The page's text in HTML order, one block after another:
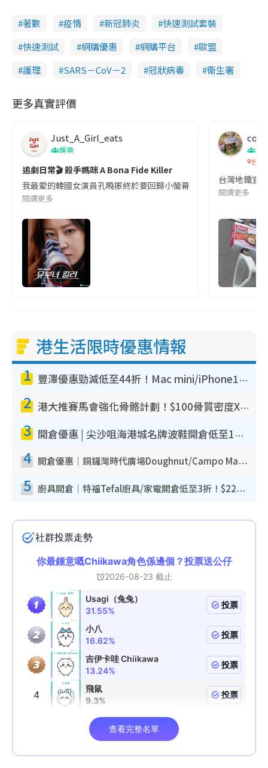
著數 疫情 新冠肺炎
快速測試套裝
快速測試
網購優惠 網購平台
歐盟
護理
SARS－CoV－2 冠狀病毒 衞生署
更多真實評價
Just_A_Girl_eats
娛樂
追劇日常🎬 殺手媽咪 A Bona Fide Killer
我最愛的韓國女演員孔曉振終於要回歸小螢幕啦!這次的劇本改編
閱讀更多
co
吹
台灣
台灣地鐵宣
閱讀更多
港生活限時優惠情報
1 豐澤優惠勁減低至44折！Mac mini/iPhone17Pro大減價！廚房家電$220起
2 港大推賽馬會強化骨骼計劃！$100骨質密度X光檢查 完成免費運動訓練送超市禮券！附參加資格
3 開倉優惠 | 尖沙咀海港城名牌波鞋開倉低至1折！On鞋$899起／Joy&Peace鞋履$98起
4 開倉優惠｜銅鑼灣時代廣場Doughnut/Campo Marzio開倉低至1折！背囊、書包、手袋劈價$200起
5 廚具開倉｜特福Tefal廚具/家電開倉低至3折！$220起買平底鍋/炒鑊/湯煲！電飯煲/吸塵機/燙斗$418起